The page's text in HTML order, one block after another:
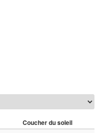
Coucher du soleil